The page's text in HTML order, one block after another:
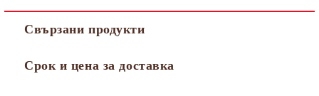
Свързани продукти
Срок и цена за доставка